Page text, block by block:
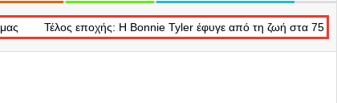
Τέλος εποχής: Η Bonnie Tyler έφυγε από τη ζωή στα 75 της